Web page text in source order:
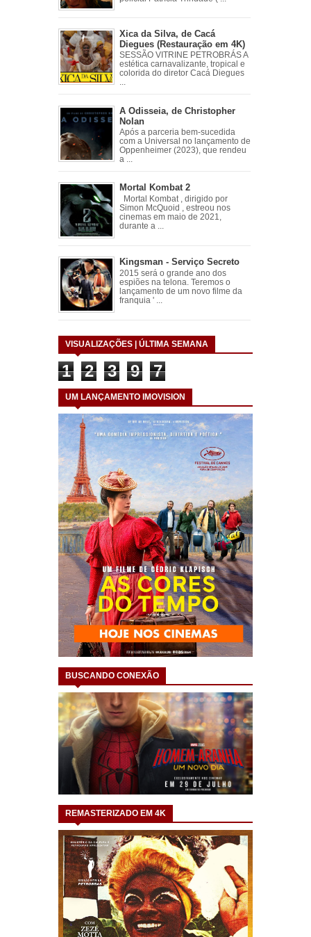
Xica da Silva, de Cacá
Diegues (Restauração em 4K)
SESSÃO VITRINE PETROBRÁS A
estética carnavalizante, tropical e
colorida do diretor Cacá Diegues
A Odisseia, de Christopher
Nolan
Após a parceria bem-sucedida
com a Universal no lançamento de
Oppenheimer (2023), que rendeu
a ...
Mortal Kombat 2
Mortal Kombat , dirigido por
Simon McQuoid , estreou nos
cinemas em maio de 2021,
durante a ...
Kingsman - Serviço Secreto
2015 será o grande ano dos
espiões na telona. Teremos o
lançamento de um novo filme da
franquia ' ...
VISUALIZAÇÕES | ÚLTIMA SEMANA
1 2 3 9 7
UM LANÇAMENTO IMOVISION
BUSCANDO CONEXÃO
REMASTERIZADO EM 4K